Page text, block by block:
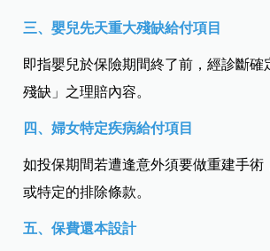
三、嬰兒先天重大殘缺給付項目
即指嬰兒於保險期間終了前，經診斷確
殘缺」之理賠內容。
四、婦女特定疾病給付項目
如投保期間若遭逢意外須要做重建手術
或特定的排除條款。
五、保費還本設計